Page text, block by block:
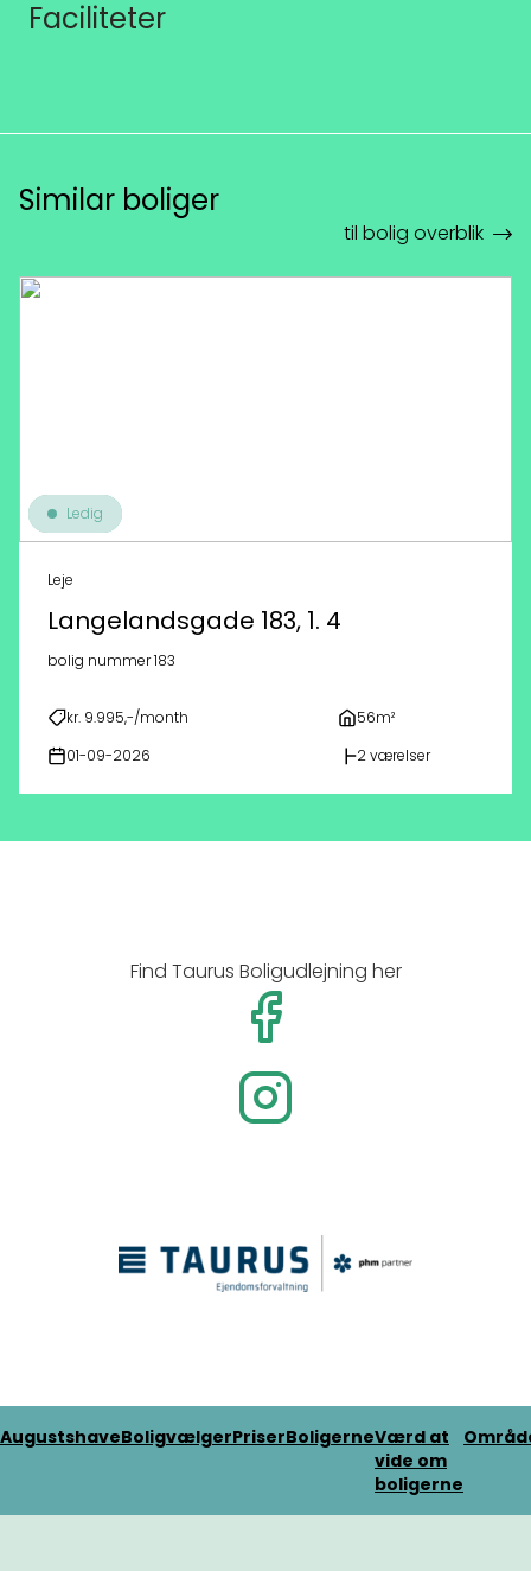
Faciliteter
Similar boliger
til bolig overblik
Ledig
Leje
Langelandsgade 183, 1. 4
bolig nummer 183
kr. 9.995,-/month 56m²
01-09-2026 2 værelser
Find Taurus Boligudlejning her
AugustshaveBoligvælgerPriserBoligerneVærd at
vide om
boligerne